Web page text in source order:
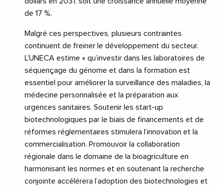
de 17 %.
Malgré ces perspectives, plusieurs contraintes
continuent de freiner le développement du secteur.
L’UNECA estime « qu’investir dans les laboratoires de
séquençage du génome et dans la formation est
essentiel pour améliorer la surveillance des maladies, la
médecine personnalisée et la préparation aux
urgences sanitaires. Soutenir les start-up
biotechnologiques par le biais de financements et de
réformes réglementaires stimulera l’innovation et la
commercialisation. Promouvoir la collaboration
régionale dans le domaine de la bioagriculture en
harmonisant les normes et en soutenant la recherche
conjointe accélérera l’adoption des biotechnologies et